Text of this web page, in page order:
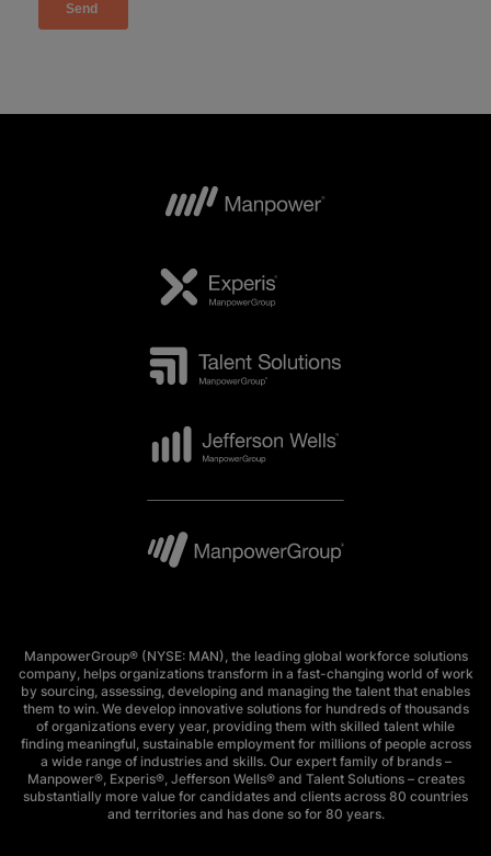
ManpowerGroup® (NYSE: MAN), the leading global workforce solutions
company, helps organizations transform in a fast-changing world of work
by sourcing, assessing, developing and managing the talent that enables
them to win. We develop innovative solutions for hundreds of thousands
of organizations every year, providing them with skilled talent while
finding meaningful, sustainable employment for millions of people across
a wide range of industries and skills. Our expert family of brands –
Manpower®, Experis®, Jefferson Wells® and Talent Solutions – creates
substantially more value for candidates and clients across 80 countries
and territories and has done so for 80 years.